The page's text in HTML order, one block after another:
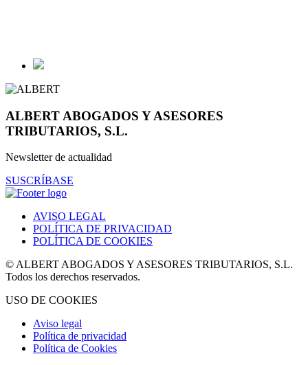
ALBERT ABOGADOS Y ASESORES
TRIBUTARIOS, S.L.
Newsletter de actualidad
SUSCRÍBASE
AVISO LEGAL
POLÍTICA DE PRIVACIDAD
POLÍTICA DE COOKIES
© ALBERT ABOGADOS Y ASESORES TRIBUTARIOS, S.L.
Todos los derechos reservados.
USO DE COOKIES
Aviso legal
Política de privacidad
Política de Cookies